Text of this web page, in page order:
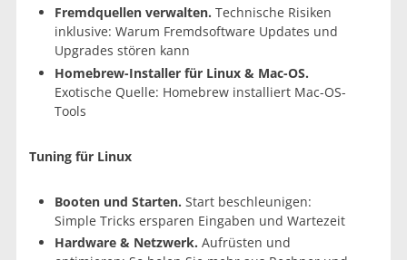
Fremdquellen verwalten. Technische Risiken
inklusive: Warum Fremdsoftware Updates und
Upgrades stören kann
Homebrew-Installer für Linux & Mac-OS.
Exotische Quelle: Homebrew installiert Mac-OS-
Tools
Tuning für Linux
Booten und Starten. Start beschleunigen:
Simple Tricks ersparen Eingaben und Wartezeit
Hardware & Netzwerk. Aufrüsten und